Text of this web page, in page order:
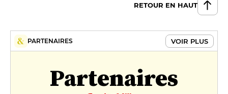
tigre, labne aux algues
18 €
RETOUR EN HAUT
PARTENAIRES VOIR PLUS
Partenaires